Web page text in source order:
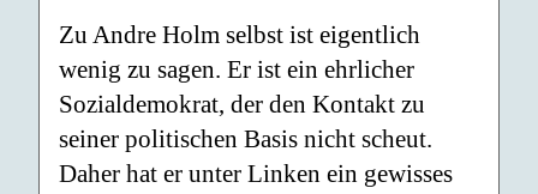
Zu Andre Holm selbst ist eigentlich
wenig zu sagen. Er ist ein ehrlicher
Sozialdemo­krat, der den Kontakt zu
seiner politischen Basis nicht scheut.
Daher hat er unter Linken ein gewisses